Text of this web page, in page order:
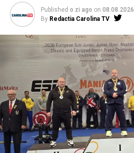
Published o zi ago on 08.08.2026
By Redactia Carolina TV